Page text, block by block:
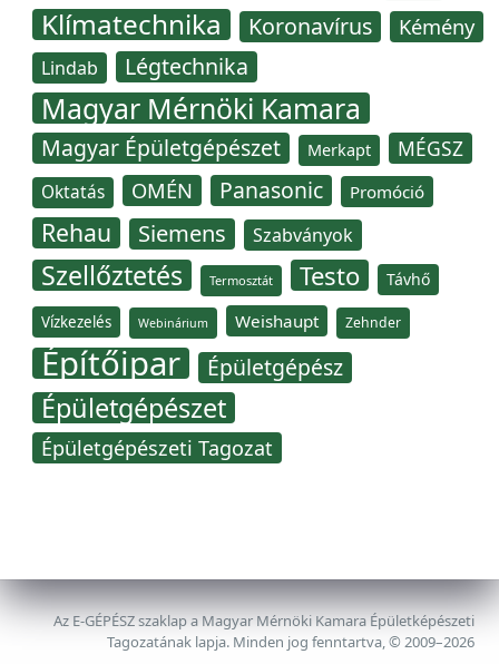
Klímatechnika Koronavírus Kémény
Lindab Légtechnika
Magyar Mérnöki Kamara
Magyar Épületgépészet Merkapt MÉGSZ
Oktatás OMÉN Panasonic Promóció
Rehau Siemens Szabványok
Szellőztetés Termosztát Testo Távhő
Vízkezelés Webinárium Weishaupt Zehnder
Építőipar Épületgépész
Épületgépészet
Épületgépészeti Tagozat
Az E-GÉPÉSZ szaklap a Magyar Mérnöki Kamara Épületképészeti
Tagozatának lapja. Minden jog fenntartva, © 2009–2026